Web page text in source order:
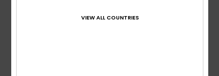
VIEW ALL COUNTRIES